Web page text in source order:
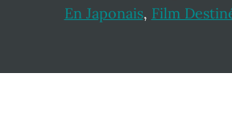
En Japonais, Film